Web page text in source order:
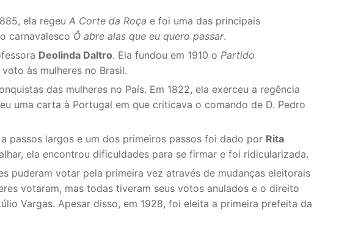
ela regeu A Corte da Roça e foi uma das principais
carnavalesco Ô abre alas que eu quero passar.
Deolinda Daltro. Ela fundou em 1910 o Partido
às mulheres no Brasil.
das mulheres no País. Em 1822, ela exerceu a regência
uma carta à Portugal em que criticava o comando de D. Pedro
passos largos e um dos primeiros passos foi dado por Rita
ela encontrou dificuldades para se firmar e foi ridicularizada.
puderam votar pela primeira vez através de mudanças eleitorais
votaram, mas todas tiveram seus votos anulados e o direito
Vargas. Apesar disso, em 1928, foi eleita a primeira prefeita da